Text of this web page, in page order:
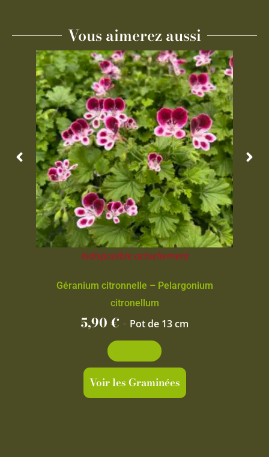
Vous aimerez aussi
Indisponible actuellement
Géranium citronnelle – Pelargonium
citronellum
5,90€ - Pot de 13 cm
Voir les Graminées